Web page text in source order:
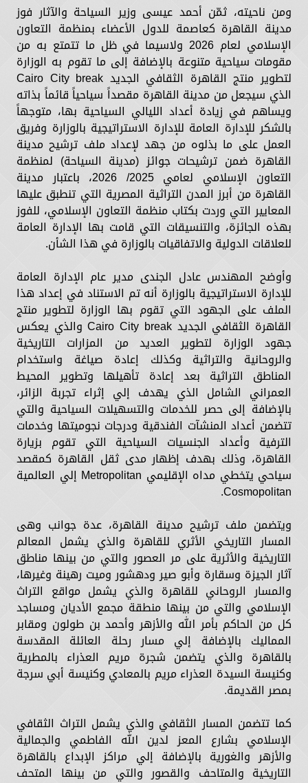
ومن ناحيته، ثمّن أحمد عيسى وزير السياحة والآثار فوز
مدينة القاهرة كعاصمة للدول الأعضاء بمنظمة التعاون
الإسلامي لعام 2026 ولاسيما في ظل ما تتمتع به من
مقومات سياحية متنوعة بالإضافة إلى ما تقوم به الوزارة
لتطوير منتج القاهرة الثقافي الجديد Cairo City break
الذي سيجعل من مدينة القاهرة مقصداً سياحياً قائماً بذاته
ويساهم في زيادة أعداد الليالي السياحية بها، متوجهاً
بالشكر للإدارة العامة للإدارة الاستراتيجية بالوزارة وفريق
العمل على ما بذلوه من جهد لإعداد ملف ترشيح مدينة
القاهرة ضمن ترشيحات جوائز (مدينة السياحة) لمنظمة
التعاون الإسلامي لعامي 2025/ 2026، باعتبار مدينة
القاهرة من أبرز المدن التراثية المصرية التي تنطبق عليها
المعايير التي وردت بكتاب منظمة التعاون الإسلامي، للفوز
بهذه الجائزة، والتنسيقات التي قامت بها الإدارة العامة
للعلاقات الدولية والاتفاقيات بالوزارة في هذا الشأن.
وأوضح المهندس عادل الجندى مدير عام الإدارة العامة
للإدارة الاستراتيجية بالوزارة أنه تم الاستناد في إعداد هذا
الملف على الجهود التي تقوم بها الوزارة لتطوير منتج
القاهرة الثقافي الجديد Cairo City break والذي يعكس
جهود الوزارة لتطوير العديد من المزارات التاريخية
والروحانية والتراثية وكذلك إعادة صياغة واستخدام
المناطق التراثية بعد إعادة تأهيلها وتطوير المحيط
العمراني الشامل الذي يهدف إلي إثراء تجربة الزائر،
بالإضافة إلى حصر للخدمات والتسهيلات السياحية والتي
تتضمن أعداد المنشآت الفندقية ودرجات نجوميتها وخدمات
الترفية وأعداد الجنسيات السياحية التي تقوم بزيارة
القاهرة، وذلك بهدف إظهار مدى ثقل القاهرة كمقصد
سياحي يتخطي مداه الإقليمي Metropolitan إلي العالمية
Cosmopolitan.
ويتضمن ملف ترشيح مدينة القاهرة، عدة جوانب وهى
المسار التاريخي الأثري للقاهرة والذي يشمل المعالم
التاريخية والأثرية على مر العصور والتي من بينها مناطق
آثار الجيزة وسقارة وأبو صير ودهشور وميت رهينة وغيرها،
والمسار الروحاني للقاهرة والذي يشمل مواقع التراث
الإسلامي والتي من بينها منطقة مجمع الأديان ومساجد
كل من الحاكم بأمر الله والأزهر وأحمد بن طولون ومقابر
المماليك بالإضافة إلي مسار رحلة العائلة المقدسة
بالقاهرة والذي يتضمن شجرة مريم العذراء بالمطرية
وكنيسة السيدة العذراء مريم بالمعادي وكنيسة أبي سرجة
بمصر القديمة.
كما تتضمن المسار الثقافي والذي يشمل التراث الثقافي
الإسلامي بشارع المعز لدين الله الفاطمي والجمالية
والأزهر والغورية بالإضافة إلي مراكز الإبداع بالقاهرة
التاريخية والمتاحف والقصور والتي من بينها المتحف